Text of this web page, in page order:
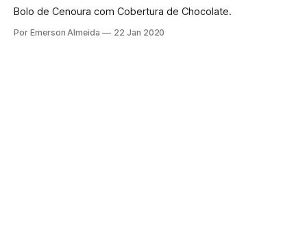
Bolo de Cenoura com Cobertura de Chocolate.
Por Emerson Almeida 22 Jan 2020